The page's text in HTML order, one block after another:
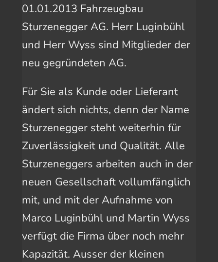
01.01.2013 Fahrzeugbau
Sturzenegger AG. Herr Luginbühl
und Herr Wyss sind Mitglieder der
neu gegründeten AG.
Für Sie als Kunde oder Lieferant
ändert sich nichts, denn der Name
Sturzenegger steht weiterhin für
Zuverlässigkeit und Qualität. Alle
Sturzeneggers arbeiten auch in der
neuen Gesellschaft vollumfänglich
mit, und mit der Aufnahme von
Marco Luginbühl und Martin Wyss
verfügt die Firma über noch mehr
Kapazität. Ausser der kleinen